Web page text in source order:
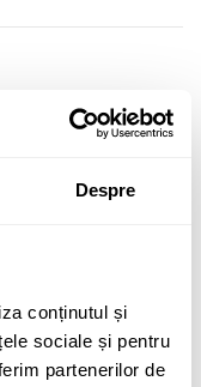
Despre
conținutul și
sociale și pentru
partenerilor de